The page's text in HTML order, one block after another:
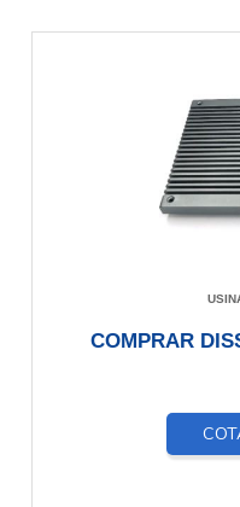
COMPRAR